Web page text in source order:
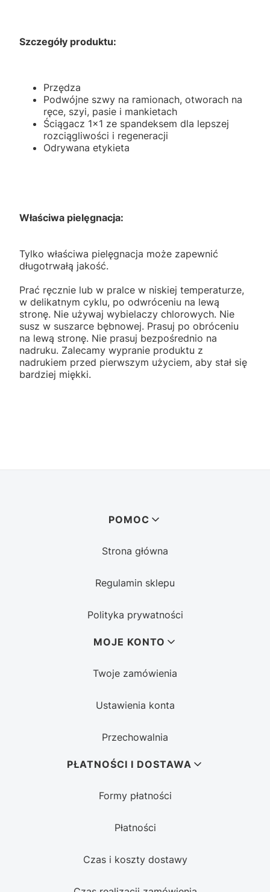
Szczegóły produktu:
Przędza
Podwójne szwy na ramionach, otworach na
ręce, szyi, pasie i mankietach
Ściągacz 1x1 ze spandeksem dla lepszej
rozciągliwości i regeneracji
Odrywana etykieta
Właściwa pielęgnacja:
Tylko właściwa pielęgnacja może zapewnić
długotrwałą jakość.
Prać ręcznie lub w pralce w niskiej temperaturze,
w delikatnym cyklu, po odwróceniu na lewą
stronę. Nie używaj wybielaczy chlorowych. Nie
susz w suszarce bębnowej. Prasuj po obróceniu
na lewą stronę. Nie prasuj bezpośrednio na
nadruku. Zalecamy wypranie produktu z
nadrukiem przed pierwszym użyciem, aby stał się
bardziej miękki.
POMOC
Strona główna
Regulamin sklepu
Polityka prywatności
MOJE KONTO
Twoje zamówienia
Ustawienia konta
Przechowalnia
PŁATNOŚCI I DOSTAWA
Formy płatności
Płatności
Czas i koszty dostawy